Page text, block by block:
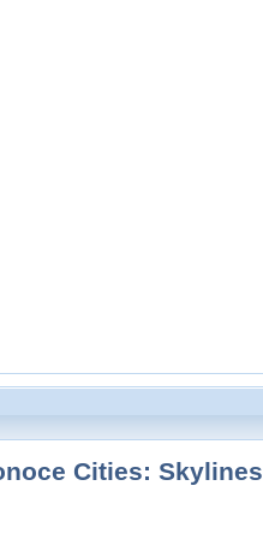
Cities: Skylines